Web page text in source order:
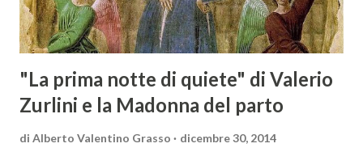
dell’evento, Christian Bauer, austriaco ed esperto di vini e
conoscitore dei mercati di lingua tedes...
"La prima notte di quiete" di Valerio
Zurlini e la Madonna del parto
di Alberto Valentino Grasso dicembre 30, 2014